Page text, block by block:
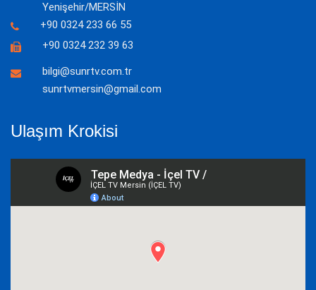
Yenişehir/MERSİN
+90 0324 233 66 55
+90 0324 232 39 63
bilgi@sunrtv.com.tr
sunrtvmersin@gmail.com
Ulaşım Krokisi